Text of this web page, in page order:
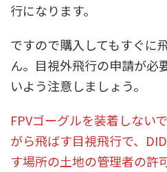
行になります。
ですので購入してもすぐに
ん。目視外飛行の申請が必
いよう注意しましょう。
FPVゴーグルを装着しない
がら飛ばす目視飛行で、
す場所の土地の管理者の許